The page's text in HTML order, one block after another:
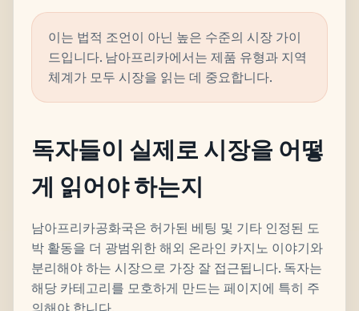
이는 법적 조언이 아닌 높은 수준의 시장 가이
드입니다. 남아프리카에서는 제품 유형과 지역
체계가 모두 시장을 읽는 데 중요합니다.
독자들이 실제로 시장을 어떻
게 읽어야 하는지
남아프리카공화국은 허가된 베팅 및 기타 인정된 도
박 활동을 더 광범위한 해외 온라인 카지노 이야기와
분리해야 하는 시장으로 가장 잘 접근됩니다. 독자는
해당 카테고리를 모호하게 만드는 페이지에 특히 주